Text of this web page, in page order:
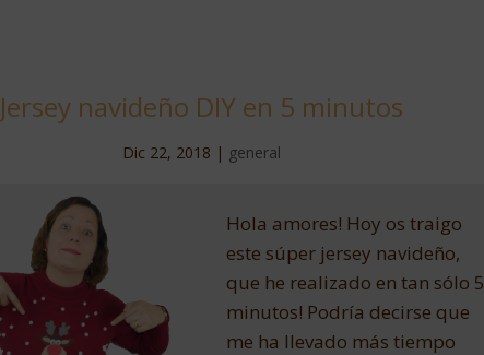
Jersey navideño DIY en 5 minutos
Dic 22, 2018 | general
Hola amores! Hoy os traigo
este súper jersey navideño,
que he realizado en tan sólo 5
minutos! Podría decirse que
me ha llevado más tiempo